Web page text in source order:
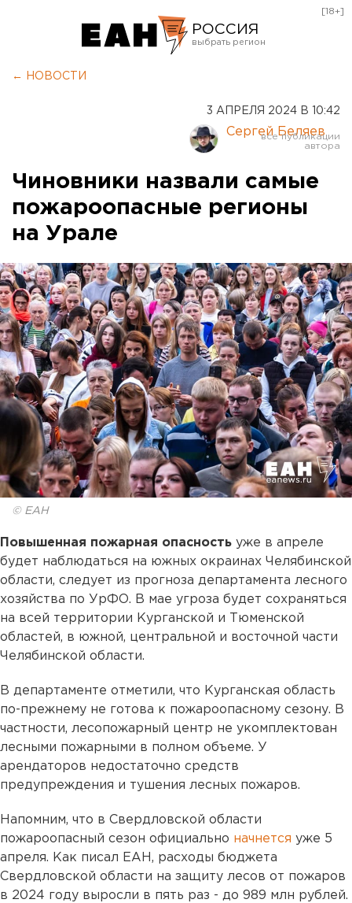
РОССИЯ
Курган
Оренбург
[18+]
← НОВОСТИ
3 АПРЕЛЯ 2024 В 10:42
Сергей Беляев
Чиновники назвали самые
пожароопасные регионы
на Урале
© ЕАН
Повышенная пожарная опасность уже в апреле
будет наблюдаться на южных окраинах Челябинской
области, следует из прогноза департамента лесного
хозяйства по УрФО. В мае угроза будет сохраняться
на всей территории Курганской и Тюменской
областей, в южной, центральной и восточной части
Челябинской области.
В департаменте отметили, что Курганская область
по-прежнему не готова к пожароопасному сезону. В
частности, лесопожарный центр не укомплектован
лесными пожарными в полном объеме. У
арендаторов недостаточно средств
предупреждения и тушения лесных пожаров.
Напомним, что в Свердловской области
пожароопасный сезон официально начнется уже 5
апреля. Как писал ЕАН, расходы бюджета
Свердловской области на защиту лесов от пожаров
в 2024 году выросли в пять раз - до 989 млн рублей.